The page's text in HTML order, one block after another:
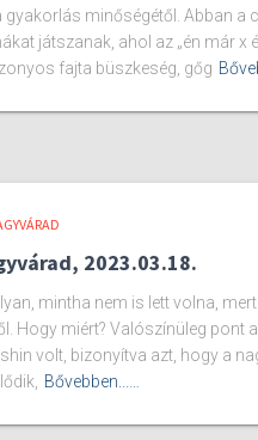
gyakorlás minőségétől. Abban a
játszanak, ahol az „én már x
fajta büszkeség, gőg
2023.03.18.
mintha nem is lett volna,
Hogy miért? Valószínüleg pont
volt, bizonyítva azt, hogy a
Bővebben...…